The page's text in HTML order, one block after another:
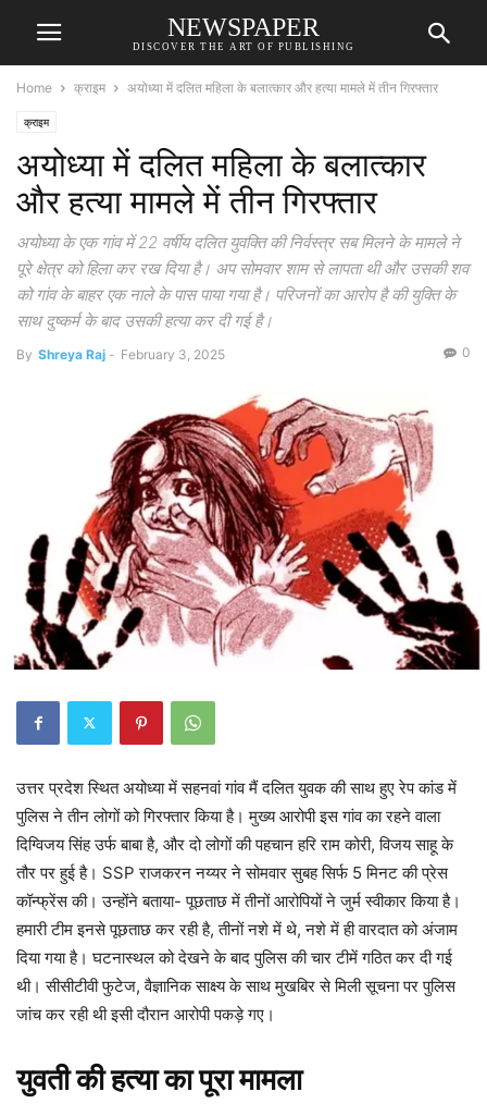
NEWSPAPER
DISCOVER THE ART OF PUBLISHING
Home क्राइम अयोध्या में दलित महिला के बलात्कार और हत्या मामले में तीन गिरफ्तार
क्राइम
अयोध्या में दलित महिला के बलात्कार
और हत्या मामले में तीन गिरफ्तार
अयोध्या के एक गांव में 22 वर्षीय दलित युवक्ति की निर्वस्त्र सब मिलने के मामले ने
पूरे क्षेत्र को हिला कर रख दिया है। अप सोमवार शाम से लापता थी और उसकी शव
को गांव के बाहर एक नाले के पास पाया गया है। परिजनों का आरोप है की युक्ति के
साथ दुष्कर्म के बाद उसकी हत्या कर दी गई है।
By Shreya Raj - February 3, 2025 0
उत्तर प्रदेश स्थित अयोध्या में सहनवां गांव मैं दलित युवक की साथ हुए रेप कांड में
पुलिस ने तीन लोगों को गिरफ्तार किया है। मुख्य आरोपी इस गांव का रहने वाला
दिग्विजय सिंह उर्फ बाबा है, और दो लोगों की पहचान हरि राम कोरी, विजय साहू के
तौर पर हुई है। SSP राजकरन नय्यर ने सोमवार सुबह सिर्फ 5 मिनट की प्रेस
कॉन्फ्रेंस की। उन्होंने बताया- पूछताछ में तीनों आरोपियों ने जुर्म स्वीकार किया है।
हमारी टीम इनसे पूछताछ कर रही है, तीनों नशे में थे, नशे में ही वारदात को अंजाम
दिया गया है। घटनास्थल को देखने के बाद पुलिस की चार टीमें गठित कर दी गई
थी। सीसीटीवी फुटेज, वैज्ञानिक साक्ष्य के साथ मुखबिर से मिली सूचना पर पुलिस
जांच कर रही थी इसी दौरान आरोपी पकड़े गए।
युवती की हत्या का पूरा मामला